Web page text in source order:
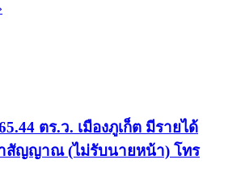
ตร.ว. เมืองภูเก็ต มีรายได้
าสัญญาณ (ไม่รับนายหน้า) โทร